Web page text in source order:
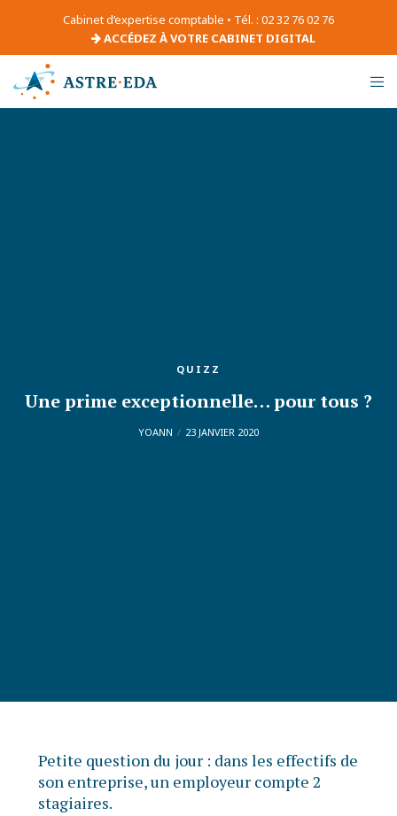
Cabinet d’expertise comptable • Tél. : 02 32 76 02 76
ACCÉDEZ À VOTRE CABINET DIGITAL
QUIZZ
Une prime exceptionnelle… pour tous ?
YOANN 23 JANVIER 2020
Petite question du jour : dans les effectifs de
son entreprise, un employeur compte 2
stagiaires.